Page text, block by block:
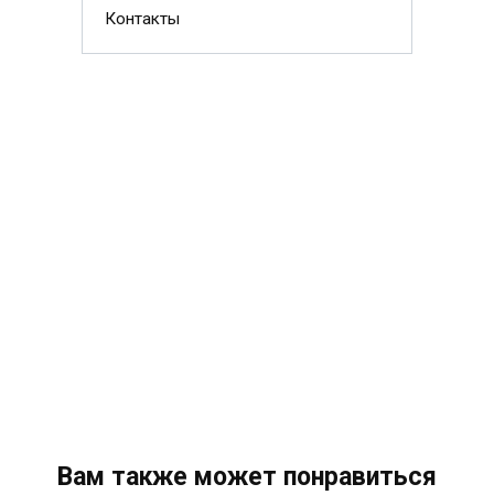
Контакты
Вам также может понравиться